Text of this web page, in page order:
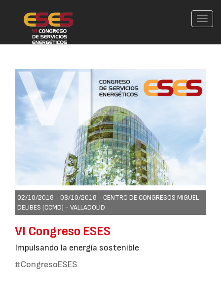
02/10/2018 - 03/10/2018 - CENTRO DE CONGRESOS MIGUEL
DELIBES (CCMD) - VALLADOLID
VI Congreso ESES
Impulsando la energía sostenible
#CongresoESES